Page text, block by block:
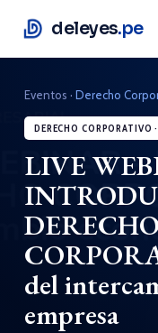
deleyes.pe
Eventos · Derecho
DERECHO CORPORATIVO
LIVE
DERECHO
del
empresa